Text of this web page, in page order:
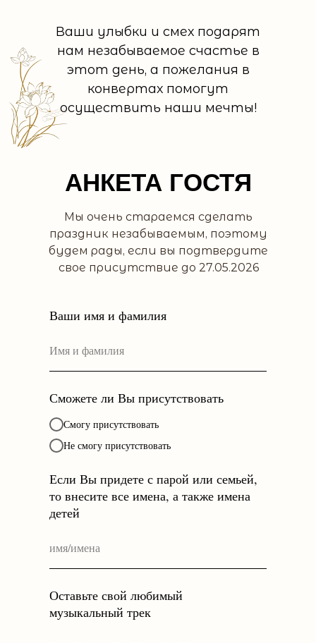
Ваши улыбки и смех подарят
нам незабываемое счастье в
этот день, а пожелания в
конвертах помогут
осуществить наши мечты!
АНКЕТА ГОСТЯ
Мы очень стараемся сделать
праздник незабываемым, поэтому
будем рады, если вы подтвердите
свое присутствие до 27.05.2026
Ваши имя и фамилия
Сможете ли Вы присутствовать
Смогу присутствовать
Не смогу присутствовать
Если Вы придете с парой или семьей,
то внесите все имена, а также имена
детей
Оставьте свой любимый
музыкальный трек